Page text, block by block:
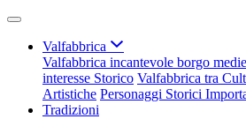
Valfabbrica
Valfabbrica incantevole borgo
interesse Storico Valfabbrica tra
Artistiche Personaggi Storici
Tradizioni